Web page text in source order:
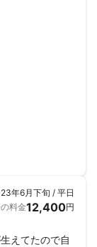
年6月下旬 / 平日
料金12,400円
えてたので自